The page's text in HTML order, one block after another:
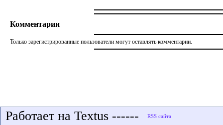
Комментарии
Только зарегистрированные пользователи могут оставлять комментарии.
Работает на Textus ------